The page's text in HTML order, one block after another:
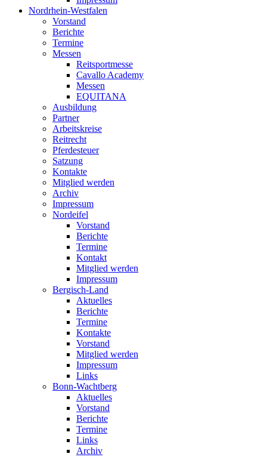
Nordrhein-Westfalen
Vorstand
Berichte
Termine
Messen
Reitsportmesse
Cavallo Academy
Messen
EQUITANA
Ausbildung
Partner
Arbeitskreise
Reitrecht
Pferdesteuer
Satzung
Kontakte
Mitglied werden
Archiv
Impressum
Nordeifel
Vorstand
Berichte
Termine
Kontakt
Mitglied werden
Impressum
Bergisch-Land
Aktuelles
Berichte
Termine
Kontakte
Vorstand
Mitglied werden
Impressum
Links
Bonn-Wachtberg
Aktuelles
Vorstand
Berichte
Termine
Links
Archiv